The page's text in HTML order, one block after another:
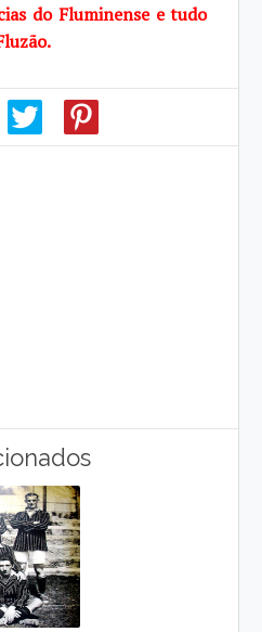
do Fluminense e tudo